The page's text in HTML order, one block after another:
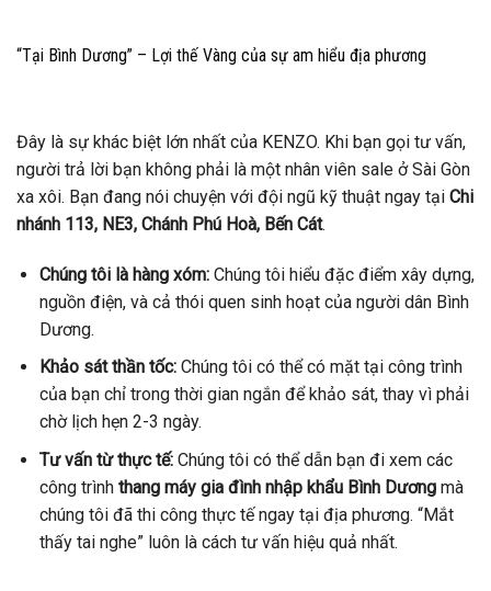
“Tại Bình Dương” – Lợi thế Vàng của sự am hiểu địa phương
Đây là sự khác biệt lớn nhất của KENZO. Khi bạn gọi tư vấn,
người trả lời bạn không phải là một nhân viên sale ở Sài Gòn
xa xôi. Bạn đang nói chuyện với đội ngũ kỹ thuật ngay tại Chi
nhánh 113, NE3, Chánh Phú Hoà, Bến Cát.
Chúng tôi là hàng xóm:Chúng tôi hiểu đặc điểm xây dựng,
nguồn điện, và cả thói quen sinh hoạt của người dân Bình
Dương.
Khảo sát thần tốc:Chúng tôi có thể có mặt tại công trình
của bạn chỉ trong thời gian ngắn để khảo sát, thay vì phải
chờ lịch hẹn 2-3 ngày.
Tư vấn từ thực tế:Chúng tôi có thể dẫn bạn đi xem các
công trình thang máy gia đình nhập khẩu Bình Dươngmà
chúng tôi đã thi công thực tế ngay tại địa phương. “Mắt
thấy tai nghe” luôn là cách tư vấn hiệu quả nhất.